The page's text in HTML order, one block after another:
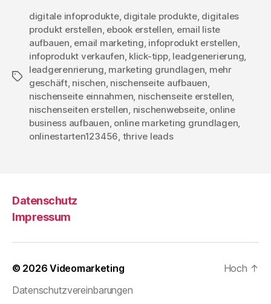
Schlagwörter
digitale infoprodukte, digitale produkte, digitales
produkt erstellen, ebook erstellen, email liste
aufbauen, email marketing, infoprodukt erstellen,
infoprodukt verkaufen, klick-tipp, leadgenerierung,
leadgerenrierung, marketing grundlagen, mehr
geschäft, nischen, nischenseite aufbauen,
nischenseite einnahmen, nischenseite erstellen,
nischenseiten erstellen, nischenwebseite, online
business aufbauen, online marketing grundlagen,
onlinestarten123456, thrive leads
Datenschutz
Impressum
© 2026Videomarketing
Datenschutzvereinbarungen
Hoch ↑